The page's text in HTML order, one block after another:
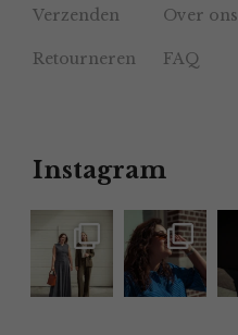
Verzenden Over ons
Retourneren FAQ
Instagram